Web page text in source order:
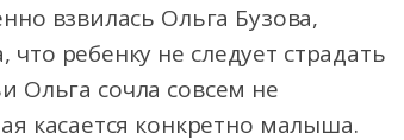
взвилась Ольга Бузова,
ребенку не следует страдать
Ольга сочла совсем не
касается конкретно малыша.